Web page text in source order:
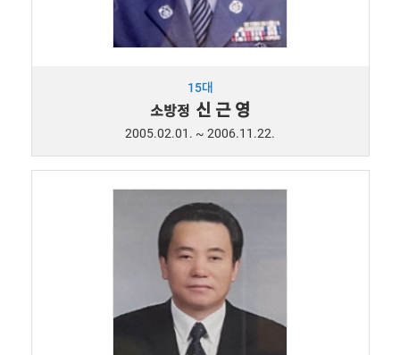
15대
소방정 신 근 영
2005.02.01. ~ 2006.11.22.